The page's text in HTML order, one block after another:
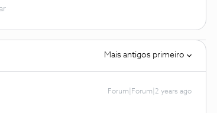
Mais antigos primeiro
Forum|Forum|2 years ago